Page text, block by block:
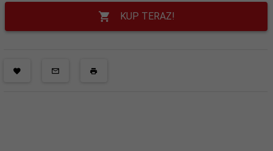
KUP TERAZ!